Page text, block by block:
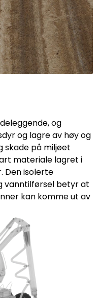
og
og lagre av høy og
skade på miljøet
materiale lagret i
Den isolerte
vanntilførsel betyr at
kan komme ut av